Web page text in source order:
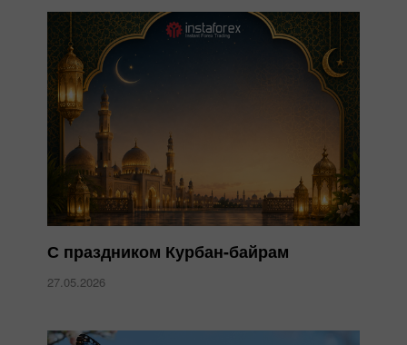
С праздником Курбан-байрам
27.05.2026